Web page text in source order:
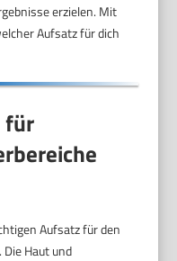
erzielen. Mit
Aufsatz für dich
für
Aufsatz für den
Haut und